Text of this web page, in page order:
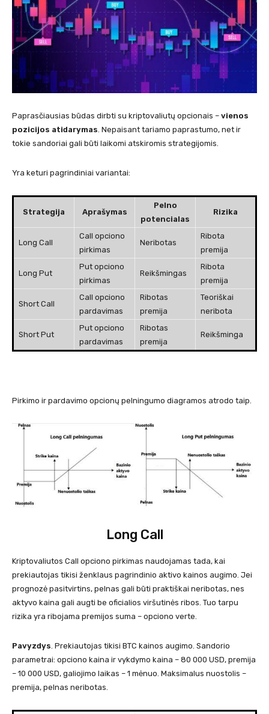
Paprasčiausias būdas dirbti su kriptovaliutų opcionais – vienos
pozicijos atidarymas. Nepaisant tariamo paprastumo, net ir
tokie sandoriai gali būti laikomi atskiromis strategijomis.
Yra keturi pagrindiniai variantai:
Strategija Aprašymas
Pelno
potencialas
Rizika
Long Call
Call opciono
pirkimas
Neribotas
Ribota
premija
Long Put
Put opciono
pirkimas
Reikšmingas
Ribota
premija
Short Call
Call opciono
pardavimas
Ribotas
premija
Teoriškai
neribota
Short Put
Put opciono
pardavimas
Ribotas
premija
Reikšminga
Pirkimo ir pardavimo opcionų pelningumo diagramos atrodo taip.
Long Call
Kriptovaliutos Call opciono pirkimas naudojamas tada, kai
prekiautojas tikisi ženklaus pagrindinio aktivo kainos augimo. Jei
prognozė pasitvirtins, pelnas gali būti praktiškai neribotas, nes
aktyvo kaina gali augti be oficialios viršutinės ribos. Tuo tarpu
rizika yra ribojama premijos suma – opciono verte.
Pavyzdys . Prekiautojas tikisi BTC kainos augimo. Sandorio
parametrai: opciono kaina ir vykdymo kaina – 80 000 USD, premija
– 10 000 USD, galiojimo laikas – 1 mėnuo. Maksimalus nuostolis –
premija, pelnas neribotas.